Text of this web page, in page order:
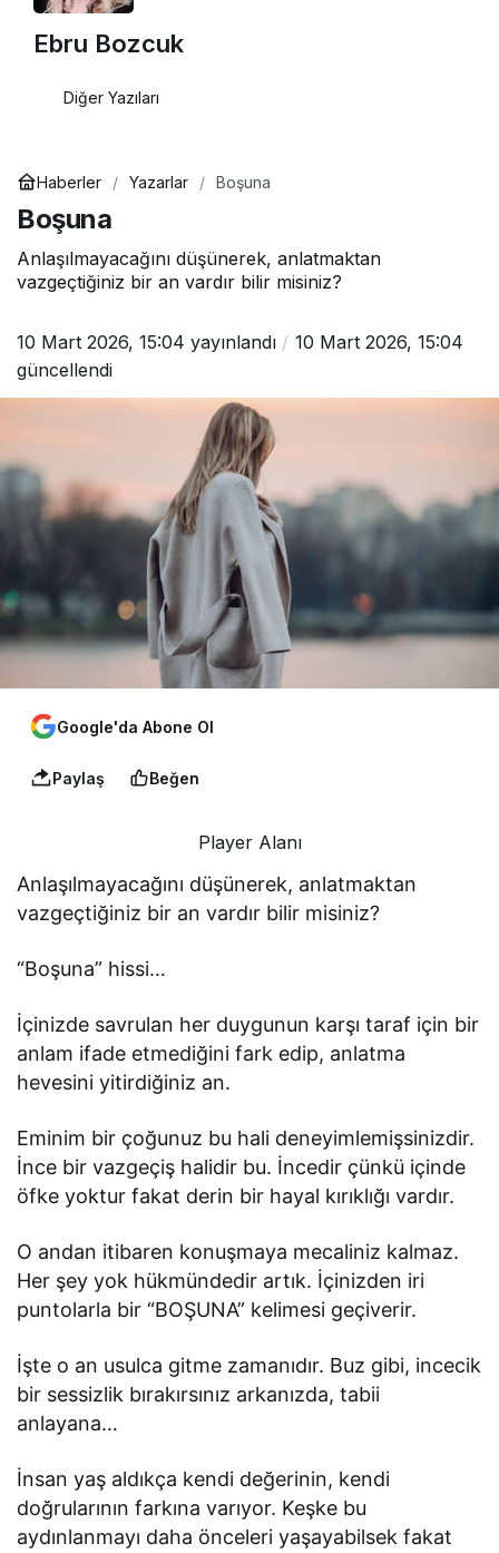
Ebru Bozcuk
Diğer Yazıları
Haberler Yazarlar Boşuna
Boşuna
Anlaşılmayacağını düşünerek, anlatmaktan
vazgeçtiğiniz bir an vardır bilir misiniz?
10 Mart 2026, 15:04 yayınlandı
10 Mart 2026, 15:04
güncellendi
Google'da Abone Ol
Paylaş Beğen
Player Alanı
Anlaşılmayacağını düşünerek, anlatmaktan
vazgeçtiğiniz bir an vardır bilir misiniz?
“Boşuna” hissi…
İçinizde savrulan her duygunun karşı taraf için bir
anlam ifade etmediğini fark edip, anlatma
hevesini yitirdiğiniz an.
Eminim bir çoğunuz bu hali deneyimlemişsinizdir.
İnce bir vazgeçiş halidir bu. İncedir çünkü içinde
öfke yoktur fakat derin bir hayal kırıklığı vardır.
O andan itibaren konuşmaya mecaliniz kalmaz.
Her şey yok hükmündedir artık. İçinizden iri
puntolarla bir “BOŞUNA” kelimesi geçiverir.
İşte o an usulca gitme zamanıdır. Buz gibi, incecik
bir sessizlik bırakırsınız arkanızda, tabii
anlayana…
İnsan yaş aldıkça kendi değerinin, kendi
doğrularının farkına varıyor. Keşke bu
aydınlanmayı daha önceleri yaşayabilsek fakat